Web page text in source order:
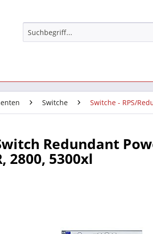
Switche Switche - RPS/
Redundant
2800, 5300xl